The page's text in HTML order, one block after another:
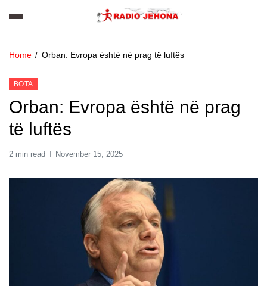
Home Orban: Evropa është në prag të luftës
BOTA
Orban: Evropa është në prag
të luftës
2 min read November 15, 2025